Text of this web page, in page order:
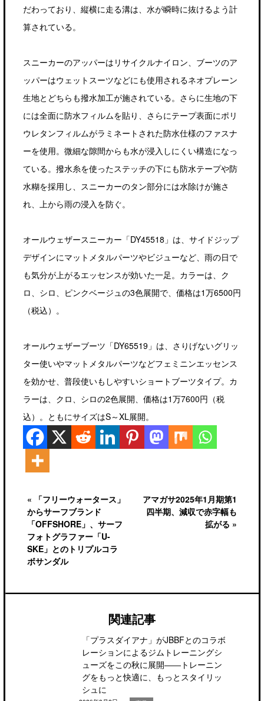
だわっており、縦横に走る溝は、水が瞬時に抜けるよう計
算されている。
スニーカーのアッパーはリサイクルナイロン、ブーツのア
ッパーはウェットスーツなどにも使用されるネオプレーン
生地とどちらも撥水加工が施されている。さらに生地の下
には全面に防水フィルムを貼り、さらにテープ表面にポリ
ウレタンフィルムがラミネートされた防水仕様のファスナ
ーを使用。微細な隙間からも水が浸入しにくい構造になっ
ている。撥水糸を使ったステッチの下にも防水テープや防
水糊を採用し、スニーカーのタン部分には水除けが施さ
れ、上から雨の浸入を防ぐ。
オールウェザースニーカー「DY45518」は、サイドジップ
デザインにマットメタルパーツやビジューなど、雨の日で
も気分が上がるエッセンスが効いた一足。カラーは、ク
ロ、シロ、ピンクベージュの3色展開で、価格は1万6500円
（税込）。
オールウェザーブーツ「DY65519」は、さりげないグリッ
ター使いやマットメタルパーツなどフェミニンエッセンス
を効かせ、普段使いもしやすいショートブーツタイプ。カ
ラーは、クロ、シロの2色展開、価格は1万7600円（税
込）。ともにサイズはS～XL展開。
« 「フリーウォータース」
からサーフブランド
「OFFSHORE」、サーフ
フォトグラファー「U-
SKE」とのトリプルコラ
ボサンダル
アマガサ2025年1月期第1
四半期、減収で赤字幅も
拡がる »
関連記事
「プラスダイアナ」がJBBFとのコラボ
レーションによるジムトレーニングシ
ューズをこの秋に展開――トレーニン
グをもっと快適に、もっとスタイリッ
シュに